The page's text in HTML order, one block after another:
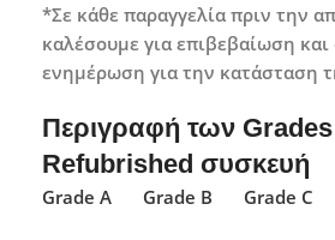
*Σε κάθε παραγγελία πριν την
καλέσουμε για επιβεβαίωση και
ενημέρωση για την κατάσταση
Περιγραφή των Grades
Refubrished συσκευή
Grade A Grade B Grade C